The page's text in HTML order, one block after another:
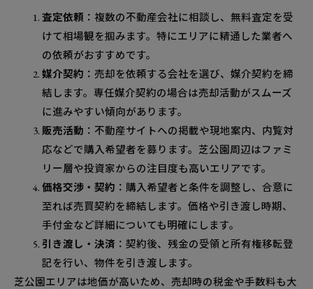
査定依頼 ：複数の不動産会社に相談し、無料査定を受
けて相場観を掴みます。特にエリアに精通した業者へ
の依頼がおすすめです。
媒介契約 ：売却を依頼する会社を選び、媒介契約を締
結します。専任媒介契約の場合は売却活動がスムーズ
に進みやすい傾向があります。
販売活動 ：不動産サイトへの掲載や現地案内、内覧対
応などで購入希望者を募ります。芝公園周辺はファミ
リー層や投資家からの注目度も高いエリアです。
価格交渉・契約 ：購入希望者と条件を調整し、合意に
至れば売買契約を締結します。価格や引き渡し時期、
手付金など詳細についても明確にします。
引き渡し・決済 ：契約後、残金の受領と所有権移転登
記を行い、物件を引き渡します。
芝公園エリアは地価が高いため、売却時の税金や手数料も大